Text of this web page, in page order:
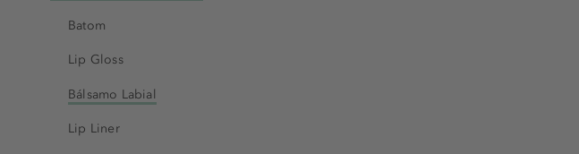
Batom
Lip Gloss
Bálsamo Labial
Lip Liner